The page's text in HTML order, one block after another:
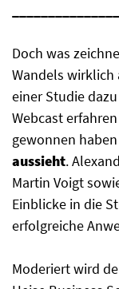
Doch was
Wandels wirklich
einer Studie
Webcast
gewonnen
aussieht.
Martin Voigt
Einblicke in die
erfolgreiche
Moderiert wird